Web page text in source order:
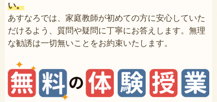
い。
あすなろでは、家庭教師が初めての方に安心していた
だけるよう、質問や疑問に丁寧にお答えします。無理
な勧誘は一切無いことをお約束いたします。